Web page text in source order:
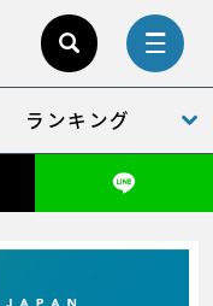
ランキング